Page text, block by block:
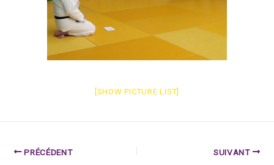
[SHOW PICTURE LIST]
PRÉCÉDENT SUIVANT